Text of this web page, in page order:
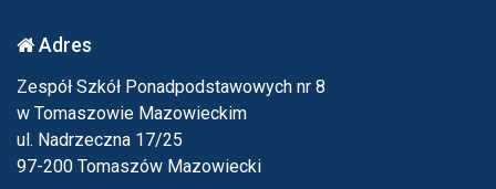
Adres
Zespół Szkół Ponadpodstawowych nr 8
w Tomaszowie Mazowieckim
ul. Nadrzeczna 17/25
97-200 Tomaszów Mazowiecki